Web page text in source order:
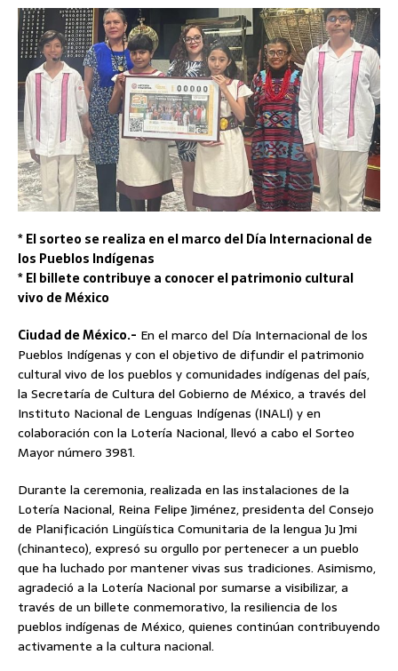
* El sorteo se realiza en el marco del Día Internacional de
los Pueblos Indígenas
* El billete contribuye a conocer el patrimonio cultural
vivo de México
Ciudad de México.- En el marco del Día Internacional de los
Pueblos Indígenas y con el objetivo de difundir el patrimonio
cultural vivo de los pueblos y comunidades indígenas del país,
la Secretaría de Cultura del Gobierno de México, a través del
Instituto Nacional de Lenguas Indígenas (INALI) y en
colaboración con la Lotería Nacional, llevó a cabo el Sorteo
Mayor número 3981.
Durante la ceremonia, realizada en las instalaciones de la
Lotería Nacional, Reina Felipe Jiménez, presidenta del Consejo
de Planificación Lingüística Comunitaria de la lengua Ju Jmi
(chinanteco), expresó su orgullo por pertenecer a un pueblo
que ha luchado por mantener vivas sus tradiciones. Asimismo,
agradeció a la Lotería Nacional por sumarse a visibilizar, a
través de un billete conmemorativo, la resiliencia de los
pueblos indígenas de México, quienes continúan contribuyendo
activamente a la cultura nacional.